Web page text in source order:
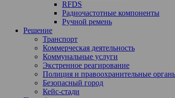
RFDS
Радиочастотные компоненты
Ручной ремень
Решение
Транспорт
Коммерческая деятельность
Коммунальные услуги
Экстренное реагирование
Полиция и правоохранительные
Безопасный город
Кейс-стади